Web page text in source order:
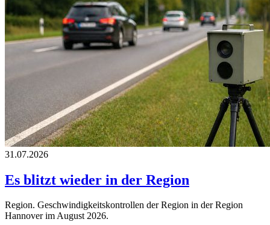
31.07.2026
Es blitzt wieder in der Region
Region. Geschwindigkeitskontrollen der Region in der Region
Hannover im August 2026.